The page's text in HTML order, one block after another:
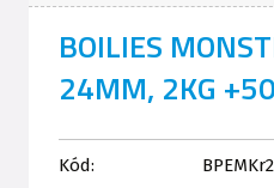
BOILIES
24MM, 2KG
Kód: